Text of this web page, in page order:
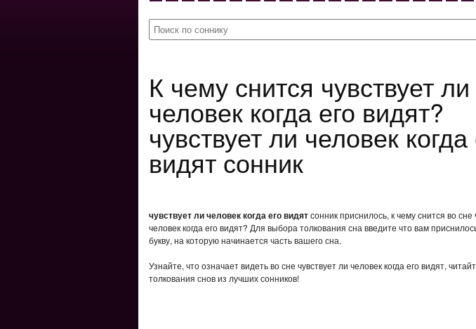
К чему снится чувствует ли
человек когда его видят?
чувствует ли человек когда
видят сонник
чувствует ли человек когда его видятсонник приснилось, к чему снится во сне
человек когда его видят? Для выбора толкования сна введите что вам
букву, на которую начинается часть вашего сна.
Узнайте, что означает видеть во сне чувствует ли человек когда его видят,
толкования снов из лучших сонников!